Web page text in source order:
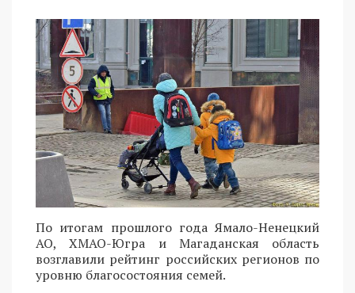
По итогам прошлого года Ямало-Ненецкий
АО, ХМАО-Югра и Магаданская область
возглавили рейтинг российских регионов по
уровню благосостояния семей.